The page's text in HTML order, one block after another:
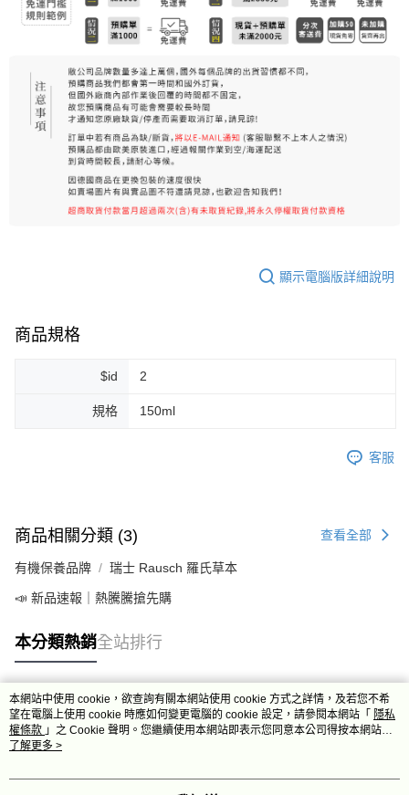
每筆NT$80，滿NT$999(含以上)免運費
每筆NT$100，滿NT$999(含以上)免運費
離島宅配（澎湖、金門、馬祖、小琉球）
每筆NT$250，滿NT$3,000(含以上)免運費
付款後門市自取
顯示電腦版詳細說明
商品規格
$id 2
規格 150ml
客服
商品相關分類 (3) 查看全部
有機保養品牌 瑞士 Rausch 羅氏草本
📣 新品速報｜熱騰騰搶先購
本分類熱銷全站排行
熱門標籤
本網站中使用 cookie，欲查詢有關本網站使用 cookie 方式之詳情，及若您不希
望在電腦上使用 cookie 時應如何變更電腦的 cookie 設定，請參閱本網站「 隱私
權條款 」之 Cookie 聲明。您繼續使用本網站即表示您同意本公司得按本網站使
用條款之 Cookie 聲明使用 cookie。
了解更多 >